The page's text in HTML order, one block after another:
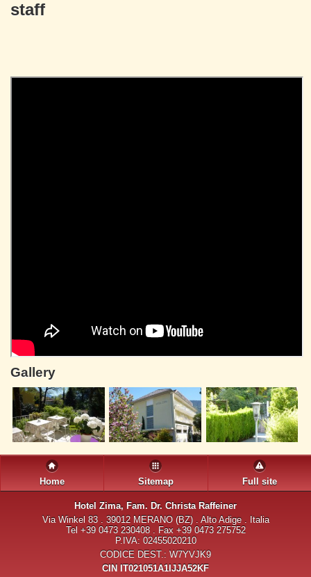
staff
Gallery
Home Sitemap Full site
Hotel Zima, Fam. Dr. Christa Raffeiner
Via Winkel 83 . 39012 MERANO (BZ) . Alto Adige . Italia
Tel +39 0473 230408 . Fax +39 0473 275752
P.IVA: 02455020210
CODICE DEST.: W7YVJK9
CIN IT021051A1IJJA52KF